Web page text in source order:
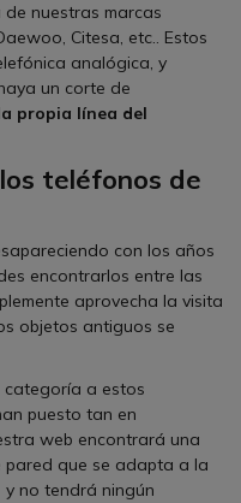
nuestras marcas
Citesa, etc.. Estos
analógica, y
un corte de
propia línea del
teléfonos de
con los años
encontrarlos entre las
aprovecha la visita
objetos antiguos se
categoría a estos
puesto tan en
web encontrará una
que se adapta a la
no tendrá ningún